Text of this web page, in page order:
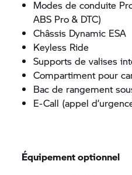
Modes de conduite
ABS Pro & DTC)
Châssis Dynamic ESA
Keyless Ride
Supports de valises
Compartiment pour
Bac de rangement
E-Call (appel
Équipement optionnel